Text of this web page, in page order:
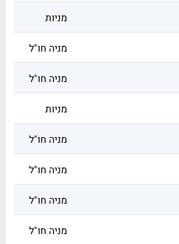
מניות
מניה חו"ל
מניה חו"ל
מניות
מניה חו"ל
מניה חו"ל
מניה חו"ל
מניה חו"ל